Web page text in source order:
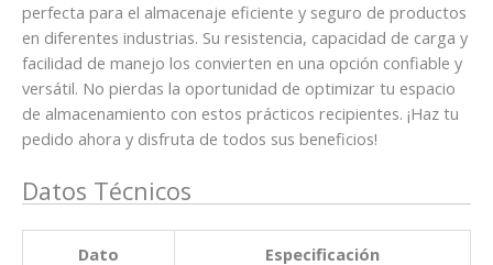
perfecta para el almacenaje eficiente y seguro de productos
en diferentes industrias. Su resistencia, capacidad de carga y
facilidad de manejo los convierten en una opción confiable y
versátil. No pierdas la oportunidad de optimizar tu espacio
de almacenamiento con estos prácticos recipientes. ¡Haz tu
pedido ahora y disfruta de todos sus beneficios!
Datos Técnicos
Dato Especificación